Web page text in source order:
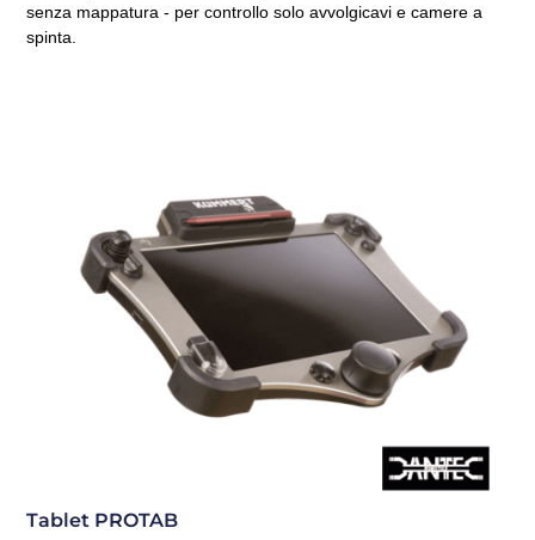
senza mappatura - per controllo solo avvolgicavi e camere a
spinta.
Tablet PROTAB